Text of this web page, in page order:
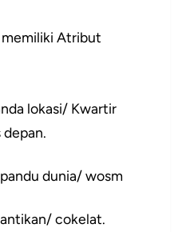
memiliki Atribut
lokasi/ Kwartir
depan.
dunia/ wosm
cokelat.